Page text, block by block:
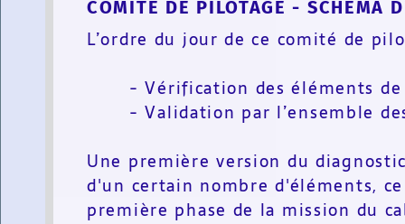
COMITE DE PILOTAGE - SCHEMA
L’ordre du jour de ce comité de
- Vérification des éléments de
- Validation par l’ensemble des
Une première version du
d'un certain nombre d'éléments,
première phase de la mission du